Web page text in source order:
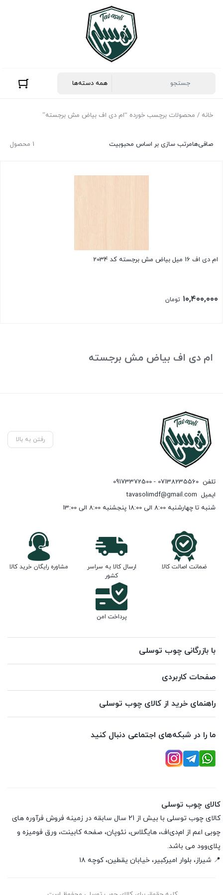
خانه / محصولات برچسب خورده “ام دی اف بیاض مش برجسته”
1 محصول صافی‌هامرتب سازی بر اساس محبوبیت
ام دی اف 16 میل بیاض مش برجسته کد 2034
۱۰,۴۰۰,۰۰۰ تومان
ام دی اف بیاض مش برجسته
رفتن به بالا
تلفن 07138235560 - 09173372500
ایمیل tavasolimdf@gmail.com
شنبه تا چهارشنبه 8:00 الی 18:00 پنجشنبه 8:00 الی 13:00
ضمانت اصالت کالا
ارسال کالا به سراسر
کشور
مشاوره رایگان خرید کالا
پرداخت امن
با بازرگانی چوب توسلی
صفحات کاربردی
راهنمای خرید از کالای چوب توسلی
ما را در شبکه‌های اجتماعی دنبال کنید
کالای چوب توسلی
کالای چوب توسلی با بیش از 21 سال سابقه در زمینه فروش فرآوره های
چوبی اعم از ام‌دی‌اف، هایگلاس، نئوپان، صفحه کابینت، ورق فومیزه و
پلای‌وود می باشد.
📍 شیراز، بلوار امیرکبیر، خیابان یقطین، کوچه ۱۸